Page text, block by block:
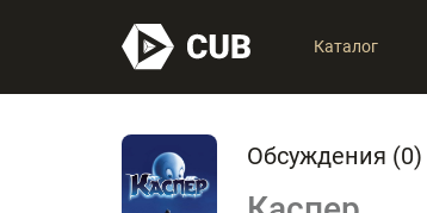
Каталог
Обсуждения (0)